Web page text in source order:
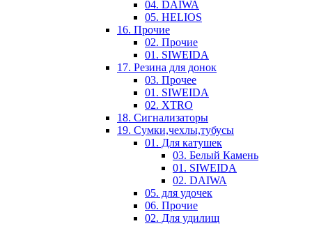
04. DAIWA
05. HELIOS
16. Прочие
02. Прочие
01. SIWEIDA
17. Резина для донок
03. Прочее
01. SIWEIDA
02. XTRO
18. Сигнализаторы
19. Сумки,чехлы,тубусы
01. Для катушек
03. Белый Камень
01. SIWEIDA
02. DAIWA
05. для удочек
06. Прочие
02. Для удилищ